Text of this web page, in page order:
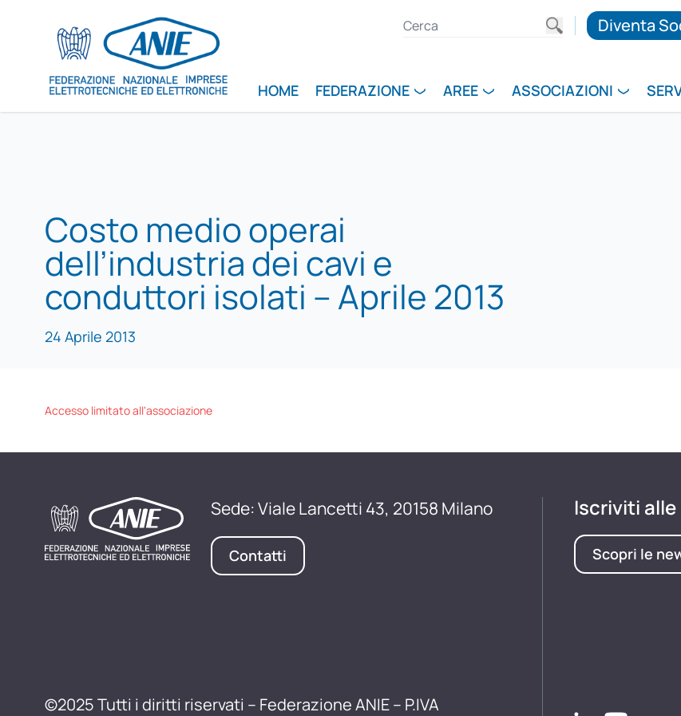
Diventa
HOME FEDERAZIONE AREE ASSOCIAZIONI
Costo medio operai
dell’industria dei cavi e
conduttori isolati – Aprile 2013
24 Aprile 2013
Accesso limitato all'associazione
Sede: Viale Lancetti 43, 20158 Milano
Contatti
©2025 Tutti i diritti riservati – Federazione ANIE – P.IVA
Iscriviti
Scopri le